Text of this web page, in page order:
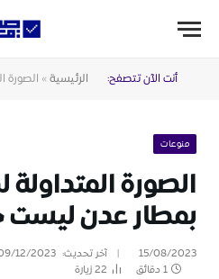
أنت الآن تتصفح: الرئيسية » الصورة
منوعات
الصورة المتداولة
بمطار عدن ليست
15/08/2023 آخر تحديث: 12/2023
1 دقائق
22زيارة